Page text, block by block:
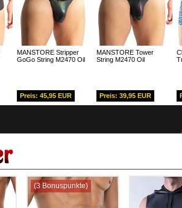
MANSTORE Stripper
GoGo String M2470 Oil
Preis: 45,95 EUR
MANSTORE Tower
String M2470 Oil
Preis: 39,95 EUR
(3 Bonuspunkte)